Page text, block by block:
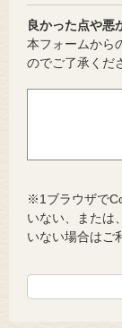
良かった点や悪
本フォームから
のでご了承くだ
※1ブラウザで
いない、または
いない場合はご